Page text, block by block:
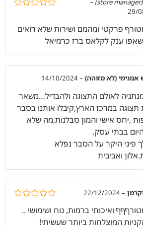
(store manager)
–
29/
פרקטי ומהמם ושירות שלא רואים
שאפו ענק לקלאס ברז כרמיאל
(לא מזוהה) –
14/10/2024
לאולם התצוגה ולהבדיל…משאר
תצוגה במרכז הארץ,קיבלו אותנו בסבר
,יחס אישי והמון סבלנות,מה שלא
בבתי עסק.
פיני היקר על הסבר נפלא
ואביבית
5
–
22/12/2024
ואיכותי ברמות, נוח ושימושי ..
המוצלחות ביותר שעשיתי!